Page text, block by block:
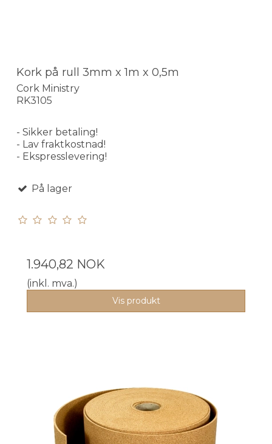
Kork på rull 3mm x 1m x 0,5m
Cork Ministry
RK3105
- Sikker betaling!
- Lav fraktkostnad!
- Ekspresslevering!
På lager
1.940,82 NOK
(inkl. mva.)
Vis produkt